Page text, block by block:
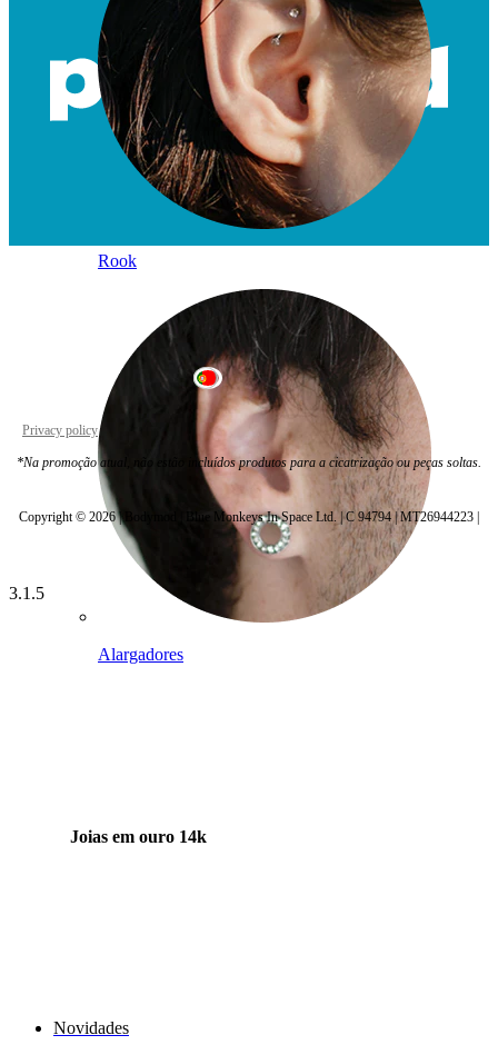
Rook
Alargadores
Joias em ouro 14k
Novidades
Portugal
Privacy policy Cookie settings
*Na promoção atual, não estão incluídos produtos para a cicatrização ou peças soltas.
Copyright © 2026 | Bodymod | Blue Monkeys In Space Ltd. | C 94794 | MT26944223 |
3.1.5